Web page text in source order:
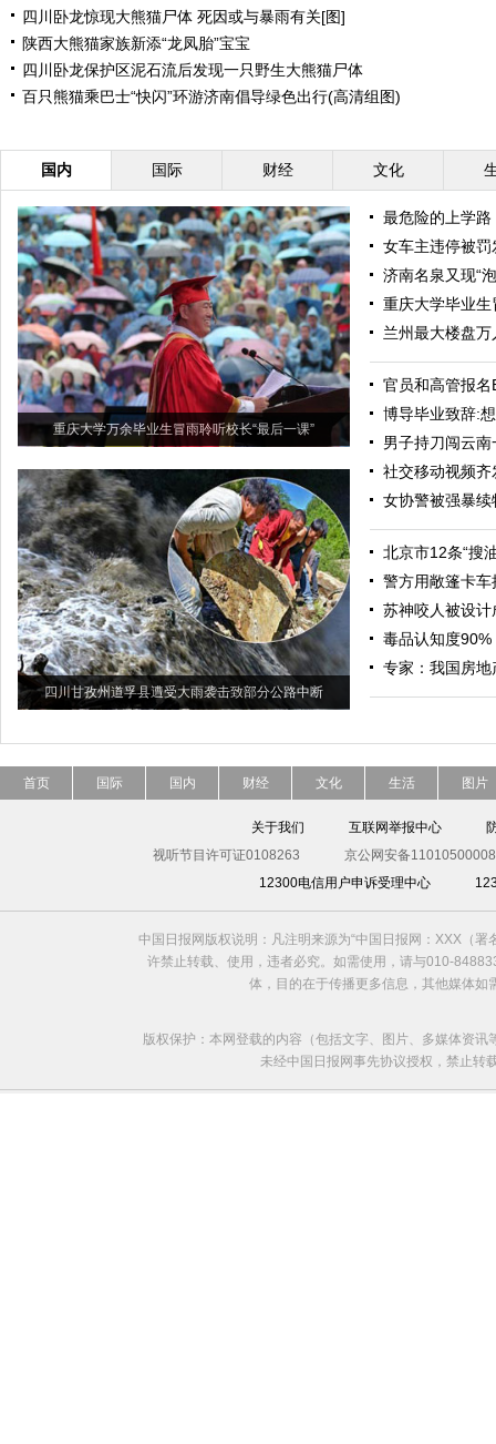
四川卧龙惊现大熊猫尸体 死因或与暴雨有关[图]
陕西大熊猫家族新添“龙凤胎”宝宝
四川卧龙保护区泥石流后发现一只野生大熊猫尸体
百只熊猫乘巴士“快闪”环游济南倡导绿色出行(高清组图)
国内 国际 财经 文化
重庆大学万余毕业生冒雨聆听校长“最后一课”
四川甘孜州道孚县遭受大雨袭击致部分公路中断
最危险的上学
女车主违停被
济南名泉又现“
重庆大学毕业生
兰州最大楼盘万
官员和高管报
博导毕业致辞:
男子持刀闯云
社交移动视频
女协警被强暴
北京市12条“搜
警方用敞篷卡
苏神咬人被设
毒品认知度
专家：我国房
首页 国际 国内 财经 文化 生活 图片
关于我们 互联网举报中心
视听节目许可证0108263
京公网安备
12300电信用户申诉受理中心
中国日报网版权说明：凡注明来源为“中国日报网：XXX（
许禁止转载、使用，违者必究。如需使用，请与010-
体，目的在于传播更多信息，其他媒体
版权保护：本网登载的内容（包括文字、图片、多媒体资
未经中国日报网事先协议授权，禁止转